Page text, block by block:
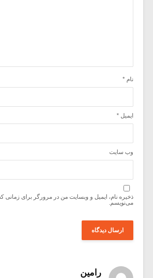
نام *
ایمیل *
وب‌ سایت
ذخیره نام، ایمیل و وبسایت من در مرورگر برای زمانی
می‌نویسم.
رامین